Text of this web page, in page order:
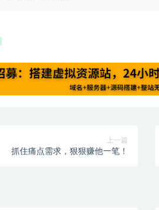
上一篇
抓住痛点需求，狠狠赚他一笔！